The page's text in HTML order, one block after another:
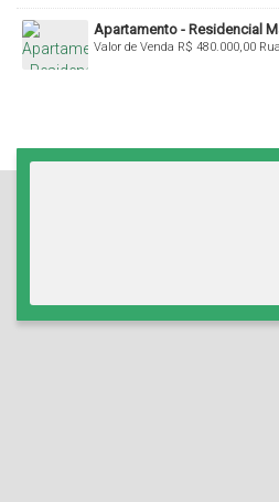
Apartamento - Residencial
R$ 480.000,00
Valor de Venda